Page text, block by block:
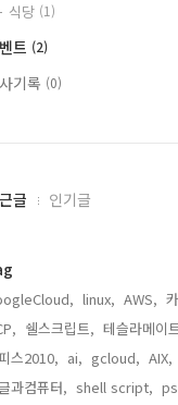
식당 (1)
트 (2)
기록 (0)
글 인기글
linux, AWS,
쉘스크립트, 테슬라메이
스2010, ai, gcloud, AIX,
과컴퓨터, shell script,